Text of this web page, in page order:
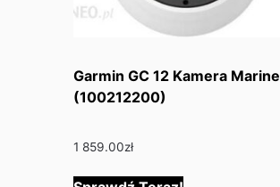
Garmin GC 12 Kamera Marine
(100212200)
1 859.00zł